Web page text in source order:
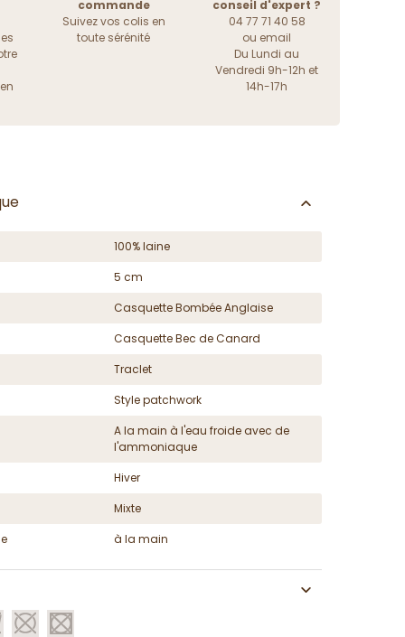
commande
Suivez vos colis en
toute sérénité
conseil d'expert ?
04 77 71 40 58
ou email
Du Lundi au
Vendredi 9h-12h et
14h-17h
100% laine
5 cm
Casquette Bombée Anglaise
Casquette Bec de Canard
Traclet
Style patchwork
A la main à l'eau froide avec de
l'ammoniaque
Hiver
Mixte
à la main